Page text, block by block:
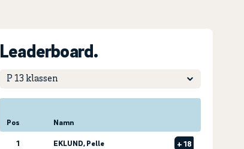
Leaderboard.
Pos Namn
1 EKLUND, Pelle +18